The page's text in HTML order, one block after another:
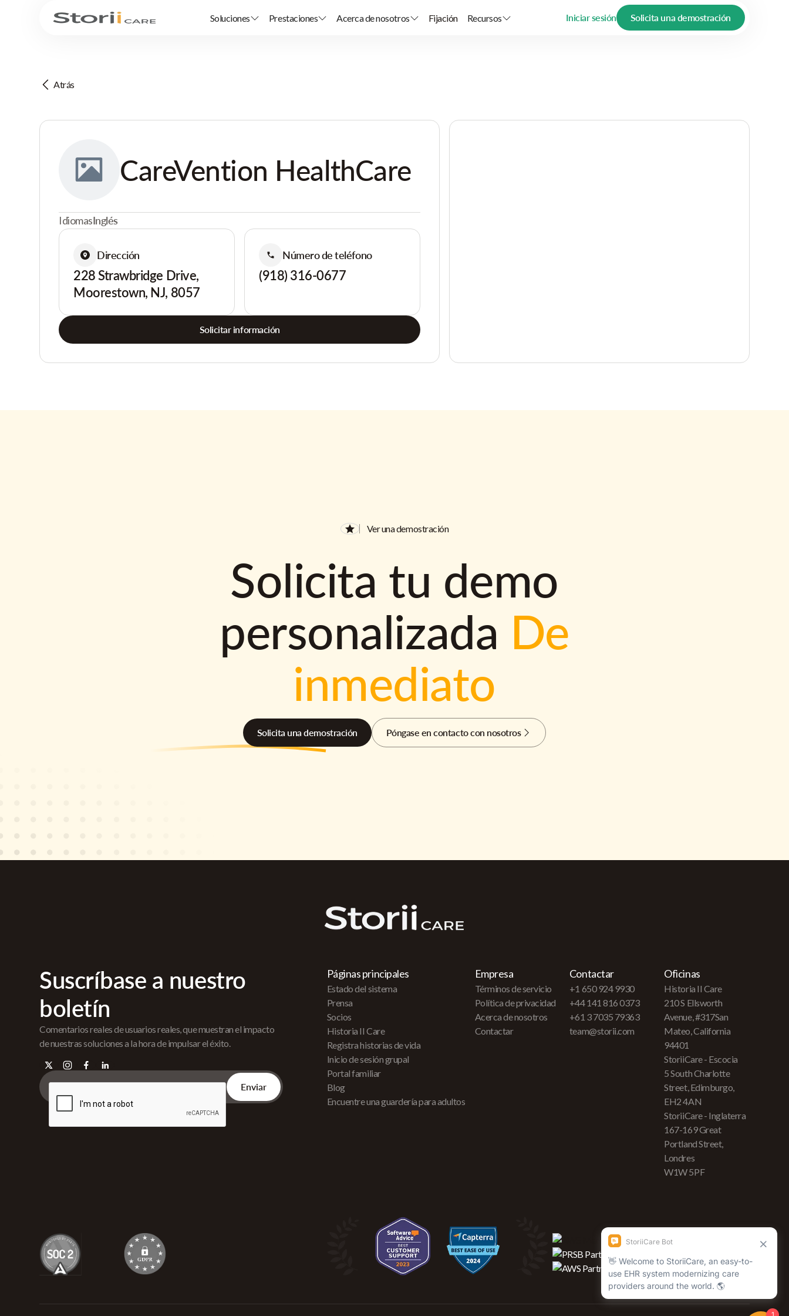
Soluciones Prestaciones Acerca de nosotros Fijación Recursos Iniciar sesión Solicita una demostración
Atrás
CareVention HealthCare
IdiomasInglés
Dirección
228 Strawbridge Drive,
Moorestown, NJ, 8057
Número de teléfono
(918) 316-0677
Solicitar información
Ver una demostración
Solicita tu demo
personalizada De
inmediato
Solicita una demostración Póngase en contacto con nosotros
Suscríbase a nuestro
boletín
Comentarios reales de usuarios reales, que muestran el impacto
de nuestras soluciones a la hora de impulsar el éxito.
Páginas principales
Estado del sistema
Prensa
Socios
Historia II Care
Registra historias de vida
Inicio de sesión grupal
Portal familiar
Blog
Encuentre una guardería para adultos
Empresa
Términos de servicio
Política de privacidad
Acerca de nosotros
Contactar
Contactar
+1 650 924 9930
+44 141 816 0373
+61 3 7035 79363
team@storii.com
Oficinas
Historia II Care
210 S Ellsworth
Avenue, #317San
Mateo, California
94401
StoriiCare - Escocia
5 South Charlotte
Street, Edimburgo,
EH2 4AN
StoriiCare - Inglaterra
167-169 Great
Portland Street,
Londres
W1W 5PF